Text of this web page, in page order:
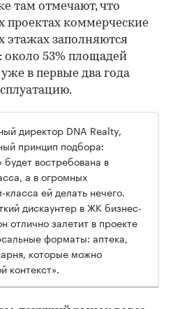
там отмечают, что
проектах коммерческие
заполняются
около 53% площадей
в первые два года
директор DNA Realty,
принцип подбора:
востребована в
а в огромных
ей делать нечего.
дискаунтер в ЖК бизнес-
отлично залетит в проекте
форматы: аптека,
которые можно
контекст».